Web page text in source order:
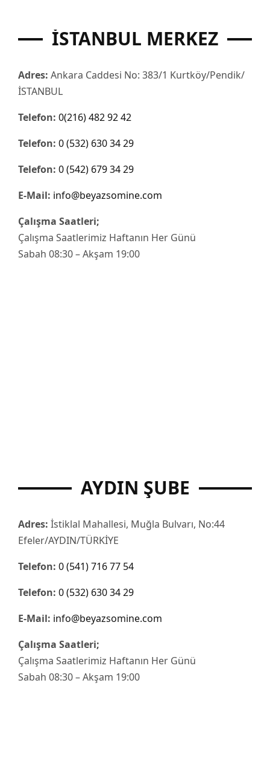
İSTANBUL MERKEZ
Adres: Ankara Caddesi No: 383/1 Kurtköy/Pendik/
İSTANBUL
Telefon:0(216) 482 92 42
Telefon:0 (532) 630 34 29
Telefon:0 (542) 679 34 29
E-Mail: info@beyazsomine.com
Çalışma Saatleri;
Çalışma Saatlerimiz Haftanın Her Günü
Sabah 08:30 – Akşam 19:00
AYDIN ŞUBE
Adres: İstiklal Mahallesi, Muğla Bulvarı, No:44
Efeler/AYDIN/TÜRKİYE
Telefon:0 (541) 716 77 54
Telefon:0 (532) 630 34 29
E-Mail: info@beyazsomine.com
Çalışma Saatleri;
Çalışma Saatlerimiz Haftanın Her Günü
Sabah 08:30 – Akşam 19:00